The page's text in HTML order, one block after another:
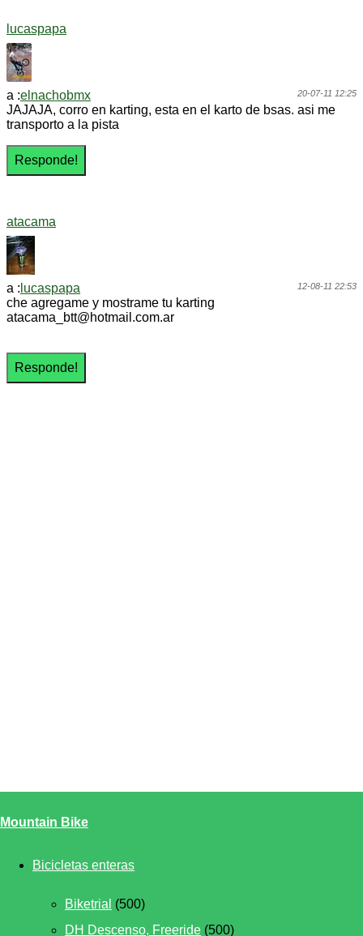
lucaspapa
20-07-11 12:25
a :elnachobmx
JAJAJA, corro en karting, esta en el karto de bsas. asi me
transporto a la pista
atacama
12-08-11 22:53
a : lucaspapa
che agregame y mostrame tu karting
atacama_btt@hotmail.com.ar
Mountain Bike
Bicicletas enteras
Biketrial (500)
DH Descenso, Freeride (500)